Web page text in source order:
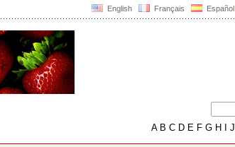
English Français Español
AB C D E F G H J